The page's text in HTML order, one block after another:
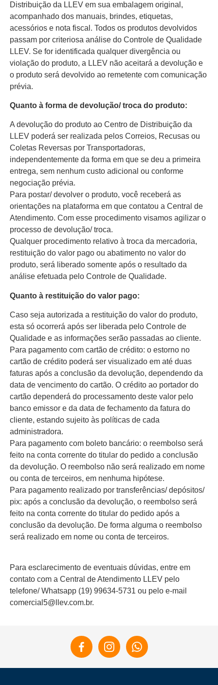
Distribuição da LLEV em sua embalagem original,
acompanhado dos manuais, brindes, etiquetas,
acessórios e nota fiscal. Todos os produtos devolvidos
passam por criteriosa análise do Controle de Qualidade
LLEV. Se for identificada qualquer divergência ou
violação do produto, a LLEV não aceitará a devolução e
o produto será devolvido ao remetente com comunicação
prévia.
Quanto à forma de devolução/ troca do produto:
A devolução do produto ao Centro de Distribuição da
LLEV poderá ser realizada pelos Correios, Recusas ou
Coletas Reversas por Transportadoras,
independentemente da forma em que se deu a primeira
entrega, sem nenhum custo adicional ou conforme
negociação prévia.
Para postar/ devolver o produto, você receberá as
orientações na plataforma em que contatou a Central de
Atendimento. Com esse procedimento visamos agilizar o
processo de devolução/ troca.
Qualquer procedimento relativo à troca da mercadoria,
restituição do valor pago ou abatimento no valor do
produto, será liberado somente após o resultado da
análise efetuada pelo Controle de Qualidade.
Quanto à restituição do valor pago:
Caso seja autorizada a restituição do valor do produto,
esta só ocorrerá após ser liberada pelo Controle de
Qualidade e as informações serão passadas ao cliente.
Para pagamento com cartão de crédito: o estorno no
cartão de crédito poderá ser visualizado em até duas
faturas após a conclusão da devolução, dependendo da
data de vencimento do cartão. O crédito ao portador do
cartão dependerá do processamento deste valor pelo
banco emissor e da data de fechamento da fatura do
cliente, estando sujeito às políticas de cada
administradora.
Para pagamento com boleto bancário: o reembolso será
feito na conta corrente do titular do pedido a conclusão
da devolução. O reembolso não será realizado em nome
ou conta de terceiros, em nenhuma hipótese.
Para pagamento realizado por transferências/ depósitos/
pix: após a conclusão da devolução, o reembolso será
feito na conta corrente do titular do pedido após a
conclusão da devolução. De forma alguma o reembolso
será realizado em nome ou conta de terceiros.
Para esclarecimento de eventuais dúvidas, entre em
contato com a Central de Atendimento LLEV pelo
telefone/ Whatsapp (19) 99634-5731 ou pelo e-mail
comercial5@llev.com.br.